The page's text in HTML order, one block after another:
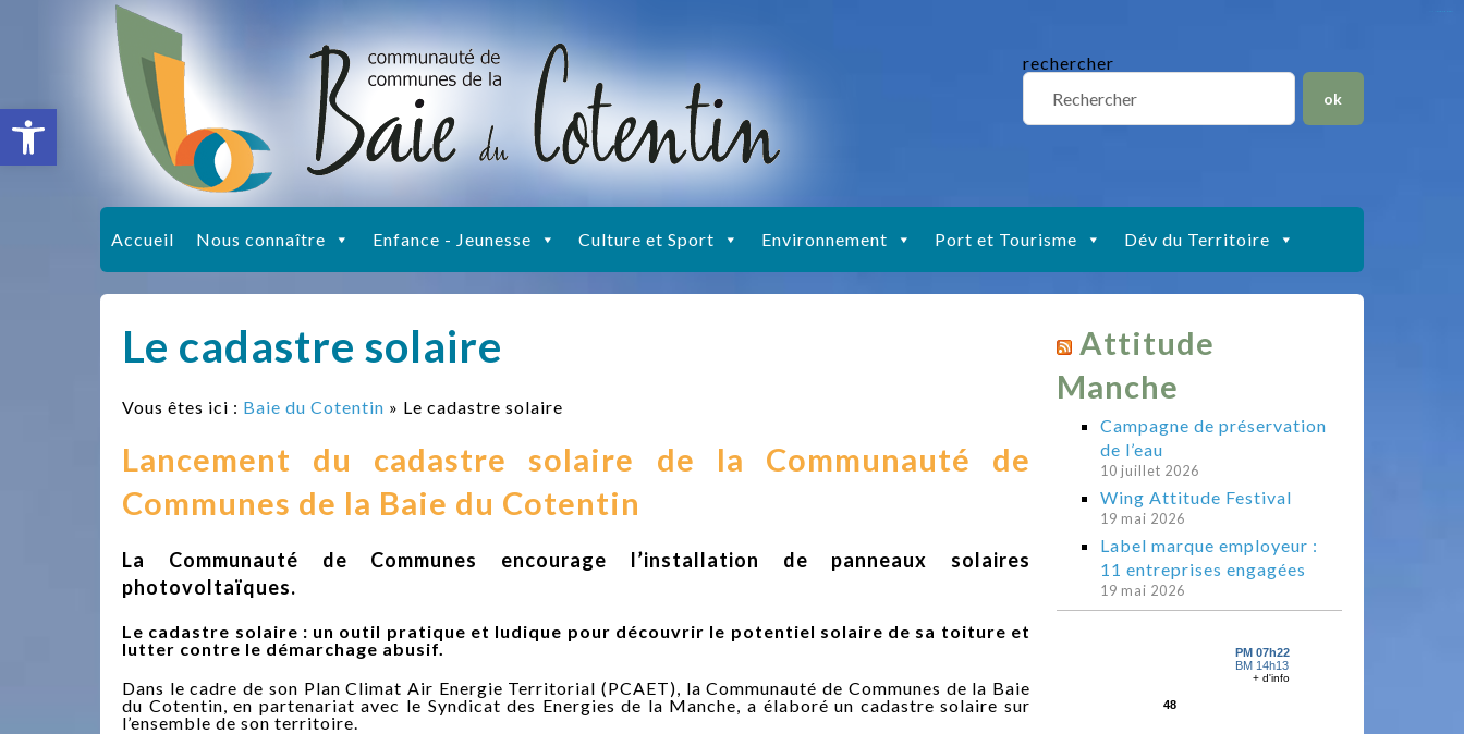
Ouvrir la barre d’outils
rechercher
Accueil Nous connaître Enfance - Jeunesse Culture et Sport Environnement Port et Tourisme Dév du Territoire
Le cadastre solaire
Vous êtes ici : Baie du Cotentin » Le cadastre solaire
Lancement du cadastre solaire de la Communauté de
Communes de la Baie du Cotentin
La Communauté de Communes encourage l’installation de panneaux solaires
photovoltaïques.
Le cadastre solaire : un outil pratique et ludique pour découvrir le potentiel solaire de sa toiture et
lutter contre le démarchage abusif.
Dans le cadre de son Plan Climat Air Energie Territorial (PCAET), la Communauté de Communes de la Baie
du Cotentin, en partenariat avec le Syndicat des Energies de la Manche, a élaboré un cadastre solaire sur
l’ensemble de son territoire.
Attitude
Manche
Campagne de préservation
de l’eau
10 juillet 2026
Wing Attitude Festival
19 mai 2026
Label marque employeur :
11 entreprises engagées
19 mai 2026